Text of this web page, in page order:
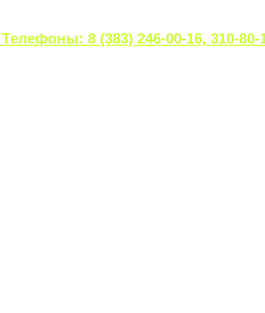
8 (383) 246-00-16, 310-80-